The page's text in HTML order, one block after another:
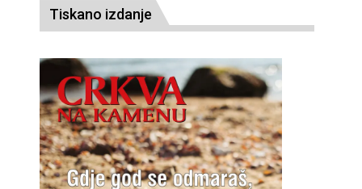
Tiskano izdanje